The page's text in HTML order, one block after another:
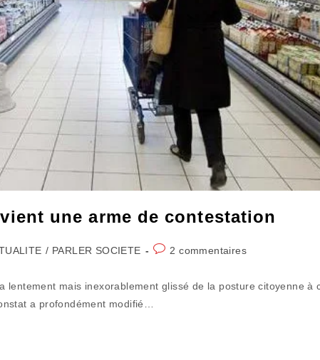
une arme de contestation
/ PARLER SOCIETE
Commentaires
publication :
2 commentaires
lentement mais inexorablement glissé de la posture citoyenne à
a profondément modifié…